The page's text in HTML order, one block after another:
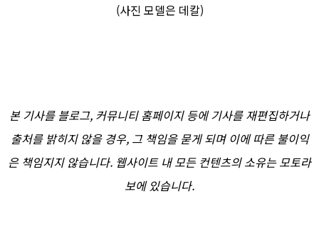
(사진 모델은 데칼)
본 기사를 블로그, 커뮤니티 홈페이지 등에 기사를 재편집하거나
출처를 밝히지 않을 경우, 그 책임을 묻게 되며 이에 따른 불이익
은 책임지지 않습니다. 웹사이트 내 모든 컨텐츠의 소유는 모토라
보에 있습니다.